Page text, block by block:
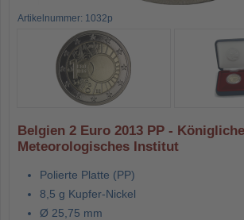
Artikelnummer: 1032p
Belgien 2 Euro 2013 PP -
Meteorologisches Institut
Polierte Platte (PP)
8,5 g Kupfer-Nickel
Ø 25,75 mm